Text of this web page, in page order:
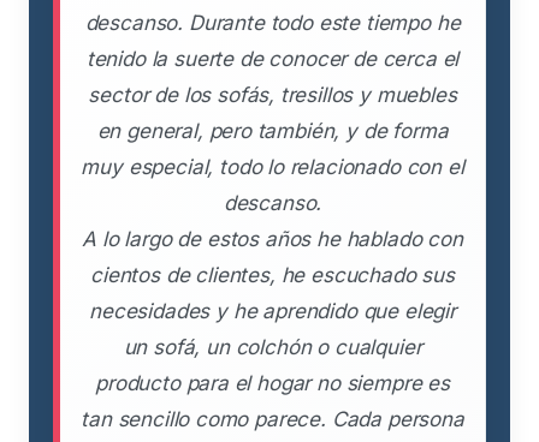
descanso. Durante todo este tiempo he
tenido la suerte de conocer de cerca el
sector de los sofás, tresillos y muebles
en general, pero también, y de forma
muy especial, todo lo relacionado con el
descanso.
A lo largo de estos años he hablado con
cientos de clientes, he escuchado sus
necesidades y he aprendido que elegir
un sofá, un colchón o cualquier
producto para el hogar no siempre es
tan sencillo como parece. Cada persona